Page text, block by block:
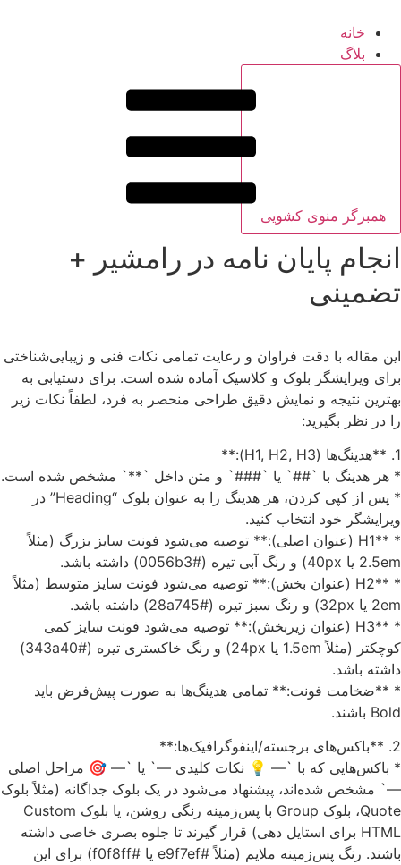
خانه
بلاگ
همبرگر منوی کشویی
انجام پایان نامه در رامشیر +
تضمینی
این مقاله با دقت فراوان و رعایت تمامی نکات فنی و زیبایی‌شناختی
برای ویرایشگر بلوک و کلاسیک آماده شده است. برای دستیابی به
بهترین نتیجه و نمایش دقیق طراحی منحصر به فرد، لطفاً نکات زیر
را در نظر بگیرید:
1. **هدینگ‌ها (H1, H2, H3):**
* هر هدینگ با `##` یا `###` و متن داخل `**` مشخص شده است.
* پس از کپی کردن، هر هدینگ را به عنوان بلوک “Heading” در
ویرایشگر خود انتخاب کنید.
* **H1 (عنوان اصلی):** توصیه می‌شود فونت سایز بزرگ (مثلاً
2.5em یا 40px) و رنگ آبی تیره (#0056b3) داشته باشد.
* **H2 (عنوان بخش):** توصیه می‌شود فونت سایز متوسط (مثلاً
2em یا 32px) و رنگ سبز تیره (#28a745) داشته باشد.
* **H3 (عنوان زیربخش):** توصیه می‌شود فونت سایز کمی
کوچکتر (مثلاً 1.5em یا 24px) و رنگ خاکستری تیره (#343a40)
داشته باشد.
* **ضخامت فونت:** تمامی هدینگ‌ها به صورت پیش‌فرض باید
Bold باشند.
2. **باکس‌های برجسته/اینفوگرافیک‌ها:**
* باکس‌هایی که با `— 💡 نکات کلیدی —` یا `— 🎯 مراحل اصلی
—` مشخص شده‌اند، پیشنهاد می‌شود در یک بلوک جداگانه (مثلاً بلوک
Quote، بلوک Group با پس‌زمینه رنگی روشن، یا بلوک Custom
HTML برای استایل دهی) قرار گیرند تا جلوه بصری خاصی داشته
باشند. رنگ پس‌زمینه ملایم (مثلاً #e9f7ef یا #f0f8ff) برای این